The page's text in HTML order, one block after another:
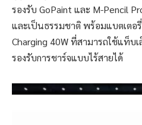
รองรับ GoPaint และ M-Pencil
และเป็นธรรมชาติ พร้อมแบตเตอ
Charging 40W ที่สามารถใช้แท็
รองรับการชาร์จแบบไร้สายได้